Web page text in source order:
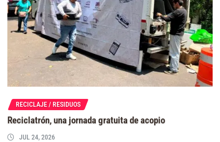
RECICLAJE / RESIDUOS
Reciclatrón, una jornada gratuita de acopio
JUL 24, 2026